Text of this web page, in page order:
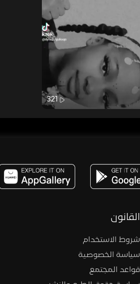
321
القانون
شروط الاستخدام
سياسة الخصوصية
قواعد المجتمع